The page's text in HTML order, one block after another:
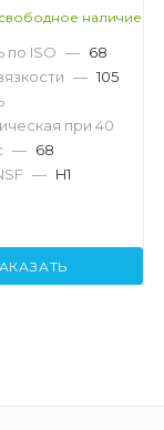
наличие
по ISO — 68
— 105
при 40
— 68
— H1